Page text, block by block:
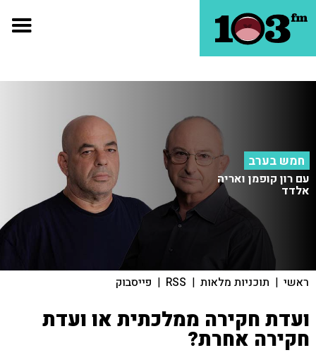
חמש בערב
עם רון קופמן ואריה
אלדד
ראשי | תוכניות מלאות |
RSS
| פייסבוק
ועדת חקירה ממלכתית או ועדת
חקירה אחרת?